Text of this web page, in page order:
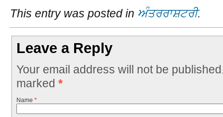
This entry was posted in ਅੰਤਰਰਾਸ਼ਟਰੀ.
Leave a Reply
Your email address will not be
marked *
Name *